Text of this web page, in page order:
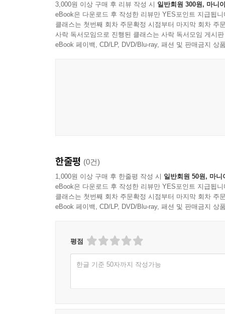
3,000원 이상 구매 후 리뷰 작성 시 일반회원 300원, 마니
eBook은 다운로드 후 작성한 리뷰만 YES포인트 지급됩니
클래스는 첫번째 회차 주문확정 시점부터 마지막 회차 주
사락 독서모임으로 진행된 클래스는 사락 독서모임 게시
eBook 페이백, CD/LP, DVD/Blu-ray, 패션 및 판매금지 상
한줄평 (0건)
1,000원 이상 구매 후 한줄평 작성 시 일반회원 50원, 마니
eBook은 다운로드 후 작성한 리뷰만 YES포인트 지급됩니
클래스는 첫번째 회차 주문확정 시점부터 마지막 회차 주
eBook 페이백, CD/LP, DVD/Blu-ray, 패션 및 판매금지 상
평점
한글 기준 50자까지 작성가능